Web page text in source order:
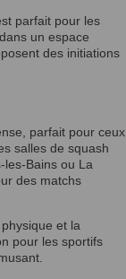
parfait pour les
un espace
des initiations
parfait pour ceux
salles de squash
les-Bains ou La
des matchs
et la
pour les sportifs